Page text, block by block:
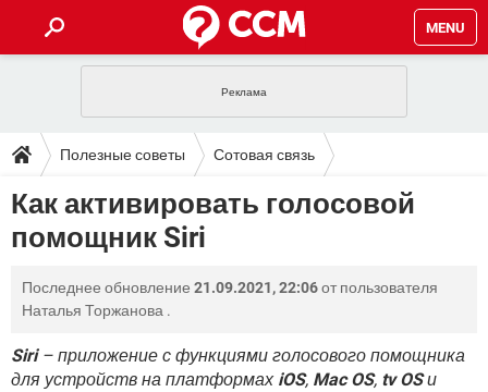
MENU
INSTAGRAM FACEBOOK
ИГРЫ WINDOWS 10
ВКОНТАКТЕ
ПОЛЕЗНЫЕ СОВЕТЫ
TIKTOK TELEGRAM
WHATSAPP INSTAGRAM
WINDOWS 10 ВКОНТАКТЕ
YANDEX
ЗАГРУЗКИ
TIKTOK
FACEBOOK
WINDOWS 10
ВИДЕО GOOGLE
ФОРУМ
TIKTOK TELEGRAM
FACEBOOK ИГРЫ
ЭНЦИКЛОПЕДИЯ
TIKTOK
WHATSAPP INSTAGRAM
Полезные советы Сотовая связь
Как активировать голосовой
помощник Siri
Последнее обновление 21.09.2021, 22:06от пользователя
Наталья Торжанова .
Siri– приложение с функциями голосового помощника
для устройств на платформах iOS, Mac OS, tv OSи